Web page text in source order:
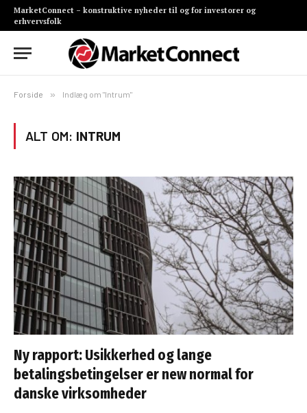
MarketConnect – konstruktive nyheder til og for investorer og
erhvervsfolk
Forside » Indlæg om "Intrum"
ALT OM: INTRUM
Ny rapport: Usikkerhed og lange
betalingsbetingelser er new normal for
danske virksomheder